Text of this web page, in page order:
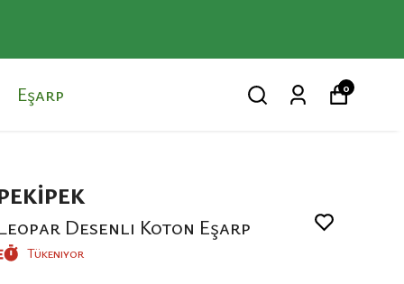
Eşarp 0
Desenli Koton Eşarp
Tükeniyor